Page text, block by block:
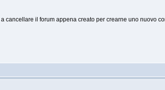
cancellare il forum appena creato per crearne uno nuovo